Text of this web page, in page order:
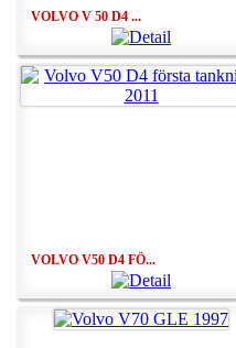
VOLVO V 50 D4 ...
VOLVO V50 D4 FÖ...